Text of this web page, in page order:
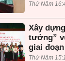
Thứ Năm
Xây
tưởng”
giai
Thứ Năm